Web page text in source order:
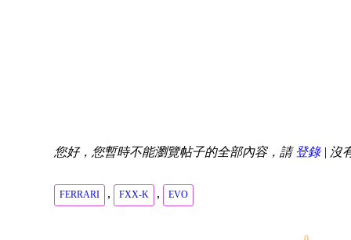
您好，您暫時不能瀏覽帖子的全部內容，請登錄| 沒
FERRARI , FXX-K , EVO